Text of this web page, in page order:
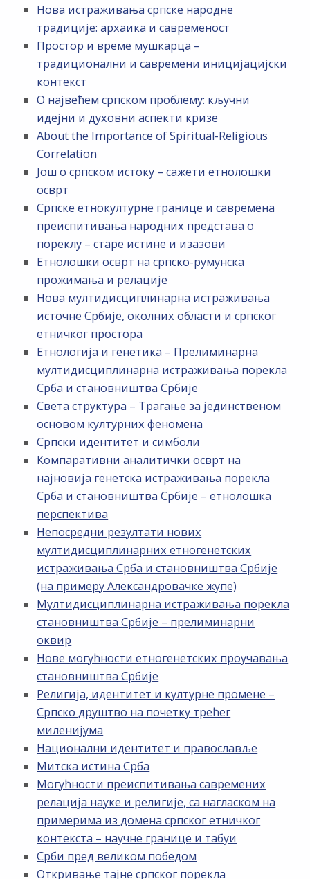
Нова истраживања српске народне
традиције: архаика и савременост
Простор и време мушкарца –
традиционални и савремени иницијацијски
контекст
О највећем српском проблему: кључни
идејни и духовни аспекти кризе
About the Importance of Spiritual-Religious
Correlation
Још о српском истоку – сажети етнолошки
осврт
Српске етнокултурне границе и савремена
преиспитивања народних представа о
пореклу – старе истине и изазови
Етнолошки осврт на српско-румунска
прожимања и релације
Нова мултидисциплинарна истраживања
источне Србије, околних области и српског
етничког простора
Етнологија и генетика – Прелиминарна
мултидисциплинарна истраживања порекла
Срба и становништва Србије
Света структура – Трагање за јединственом
основом културних феномена
Српски идентитет и симболи
Компаративни аналитички осврт на
најновија генетска истраживања порекла
Срба и становништва Србије – етнолошка
перспектива
Непосредни резултати нових
мултидисциплинарних етногенетских
истраживања Срба и становништва Србије
(на примеру Александровачке жупе)
Мултидисциплинарна истраживања порекла
становништва Србије – прелиминарни
оквир
Нове могућности етногенетских проучавања
становништва Србије
Религија, идентитет и културне промене –
Српско друштво на почетку трећег
миленијума
Национални идентитет и православље
Митска истина Срба
Могућности преиспитивања савремених
релација науке и религије, са нагласком на
примерима из домена српског етничког
контекста – научне границе и табуи
Срби пред великом победом
Откривање тајне српског порекла